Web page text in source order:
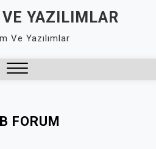
VE YAZILIMLAR
Ve Yazılımlar
FORUM